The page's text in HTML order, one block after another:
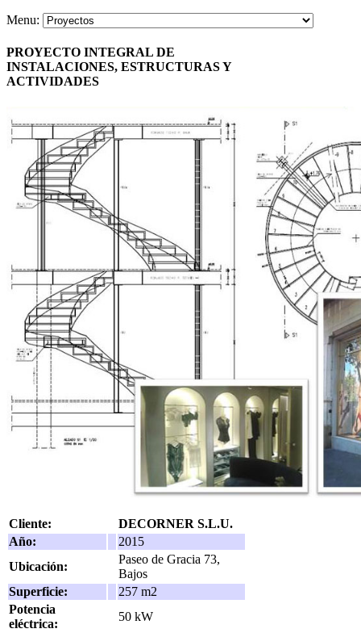
Menu:
PROYECTO INTEGRAL DE
INSTALACIONES, ESTRUCTURAS Y
ACTIVIDADES
Cliente:
DECORNER S.L.U.
Año:
2015
Ubicación:
Paseo de Gracia 73,
Bajos
Superficie:
257 m2
Potencia
eléctrica:
50 kW